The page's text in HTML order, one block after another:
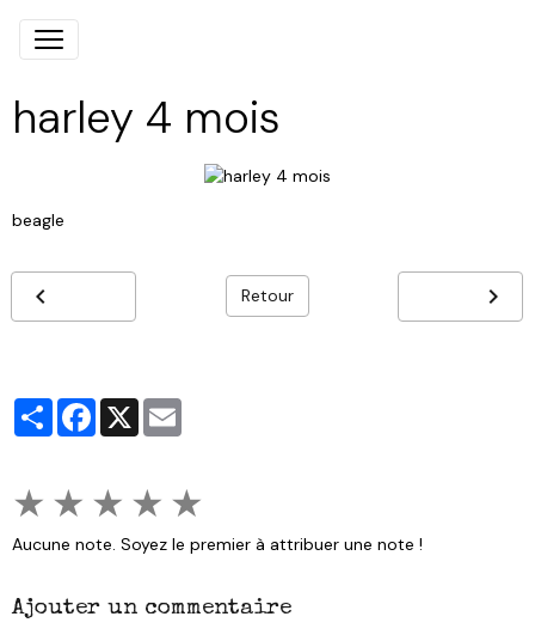
harley 4 mois
beagle
Retour
PartagerFacebook
X
★ ★ ★ ★ ★
Aucune note. Soyez le premier à attribuer une note !
Ajouter un commentaire